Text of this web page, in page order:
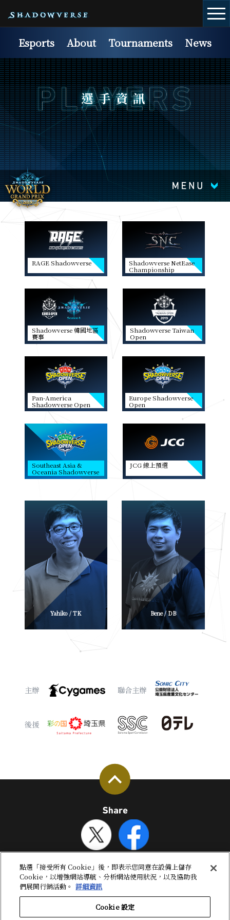
Esports About Tournaments News
RAGE Shadowverse Shadowverse NetEase
Championship
Shadowverse 韓國地區
賽事
Shadowverse Taiwan
Open
Pan-America
Shadowverse Open
Europe Shadowverse
Open
Southeast Asia &
Oceania Shadowverse
Open
JCG 線上預選
Yahiko / TK Bene / DB
主辦 聯合主辦
後援
點選「接受所有 Cookie」後，即表示您同意在設備上儲存
Cookie，以增強網站導航、分析網站使用狀況，以及協助我
們展開行銷活動。 詳細資訊
Cookie 設定